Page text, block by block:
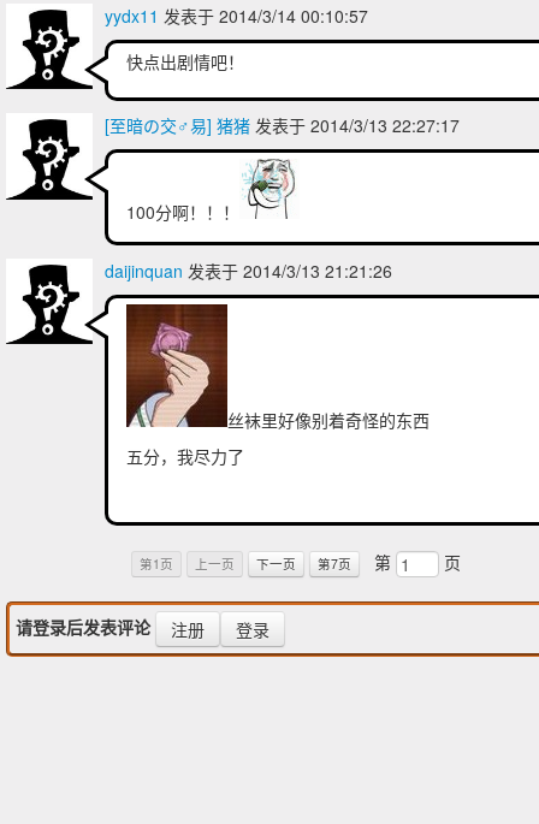
yydx11 发表于 2014/3/14 00:10:57
快点出剧情吧！
[至暗の交♂易] 猪猪 发表于 2014/3/13 22:27:17
100分啊！！！
daijinquan 发表于 2014/3/13 21:21:26
丝袜里好像别着奇怪的东西
五分，我尽力了
第1页 上一页 下一页 第7页 第 页
请登录后发表评论 注册 登录